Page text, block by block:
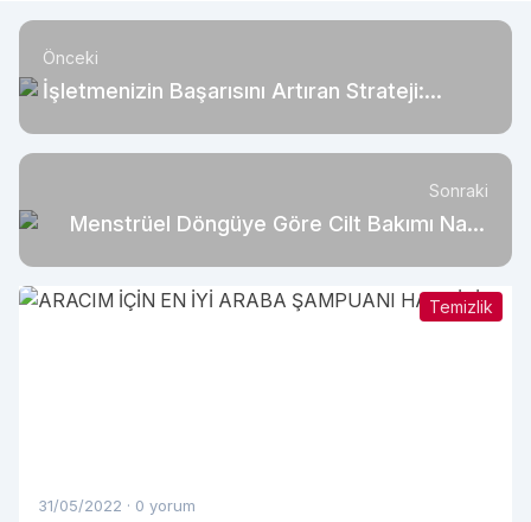
Önceki
İşletmenizin Başarısını Artıran Strateji:
Sonraki
Menstrüel Döngüye Göre Cilt Bakımı Nasıl
Temizlik
31/05/2022 · 0 yorum